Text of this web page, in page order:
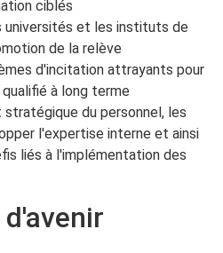
ciblés
universités et les instituts de
de la relève
d'incitation attrayants pour
à long terme
du personnel, les
l'expertise interne et ainsi
liés à l'implémentation des